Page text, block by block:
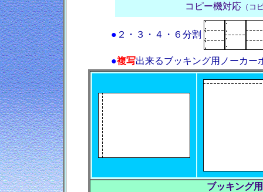
コピー機対応 （コ
● ２・３・４・６分割
●複写出来るブッキング用ノーカー
ブッキング